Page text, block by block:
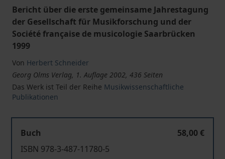
Bericht über die erste gemeinsame Jahrestagung
der Gesellschaft für Musikforschung und der
Société française de musicologie Saarbrücken
1999
Von Herbert Schneider
Georg Olms Verlag, 1. Auflage 2002, 436 Seiten
Das Werk ist Teil der Reihe Musikwissenschaftliche
Publikationen
Buch
58,00 €
ISBN 978-3-487-11780-5